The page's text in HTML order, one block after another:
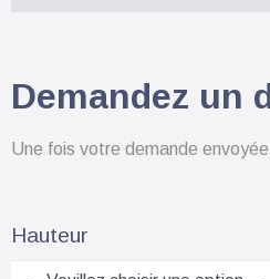
Demandez un
Une fois votre demande
Hauteur